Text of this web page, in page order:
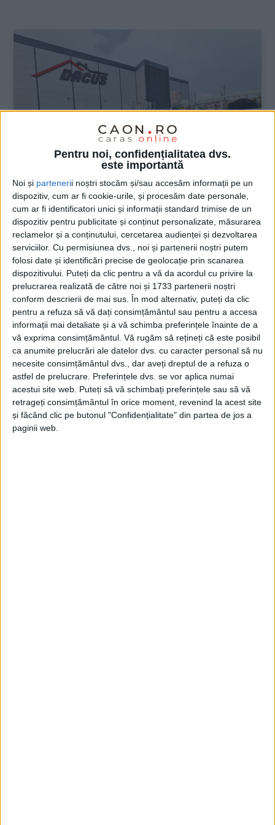
Pentru noi, confidențialitatea dvs.
este importantă
Noi și partenerii noștri stocăm și/sau accesăm informații pe un
dispozitiv, cum ar fi cookie-urile, și procesăm date personale,
cum ar fi identificatori unici și informații standard trimise de un
dispozitiv pentru publicitate și conținut personalizate, măsurarea
reclamelor și a conținutului, cercetarea audienței și dezvoltarea
serviciilor. Cu permisiunea dvs., noi și partenerii noștri putem
folosi date și identificări precise de geolocație prin scanarea
dispozitivului. Puteți da clic pentru a vă da acordul cu privire la
prelucrarea realizată de către noi și 1733 partenerii noștri
conform descrierii de mai sus. În mod alternativ, puteți da clic
pentru a refuza să vă dați consimțământul sau pentru a accesa
informații mai detaliate și a vă schimba preferințele înainte de a
vă exprima consimțământul. Vă rugăm să rețineți că este posibil
ca anumite prelucrări ale datelor dvs. cu caracter personal să nu
necesite consimțământul dvs., dar aveți dreptul de a refuza o
astfel de prelucrare. Preferințele dvs. se vor aplica numai
acestui site web. Puteți să vă schimbați preferințele sau să vă
retrageți consimțământul în orice moment, revenind la acest site
și făcând clic pe butonul "Confidențialitate" din partea de jos a
paginii web.
ŞTIRILE JUDEŢULUI CARAŞ-SEVERIN
DACUS se deschide mâine, cu cele mai
mici prețuri!
25 MAI 2023, 05:50 PM 2 MINUTE DE CITIRE
REȘIȚA – Reșițenii se pot convinge despre acest lucru dând o
tură printre raioanele magazinului de bricolaj!
Arhive